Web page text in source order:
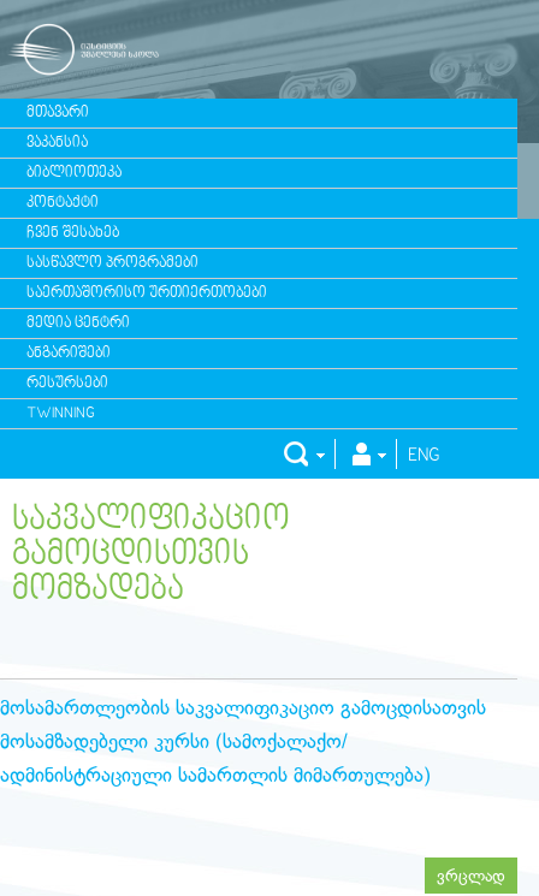
ᲛᲗᲐᲕᲐᲠᲘ
ᲕᲐᲙᲐᲜᲡᲘᲐ
ᲑᲘᲑᲚᲘᲝᲗᲔᲙᲐ
ᲙᲝᲜᲢᲐᲥᲢᲘ
ᲩᲕᲔᲜ ᲨᲔᲡᲐᲮᲔᲑ
ᲡᲐᲡᲬᲐᲕᲚᲝ ᲞᲠᲝᲒᲠᲐᲛᲔᲑᲘ
ᲡᲐᲔᲠᲗᲐᲨᲝᲠᲘᲡᲝ ᲣᲠᲗᲘᲔᲠᲗᲝᲑᲔᲑᲘ
ᲛᲔᲓᲘᲐ ᲪᲔᲜᲢᲠᲘ
ᲐᲜᲒᲐᲠᲘᲨᲔᲑᲘ
ᲠᲔᲡᲣᲠᲡᲔᲑᲘ
TWINNING
ENG
ᲡᲐᲙᲕᲐᲚᲘᲤᲘᲙᲐᲪᲘᲝ
ᲒᲐᲛᲝᲪᲓᲘᲡᲗᲕᲘᲡ
ᲛᲝᲛᲖᲐᲓᲔᲑᲐ
მოსამართლეობის საკვალიფიკაციო გამოცდისათვის
მოსამზადებელი კურსი (სამოქალაქო/
ადმინისტრაციული სამართლის მიმართულება)
ვრცლად